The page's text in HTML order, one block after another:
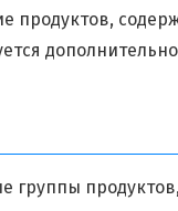
продуктов,
группы